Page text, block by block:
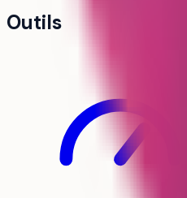
Outils